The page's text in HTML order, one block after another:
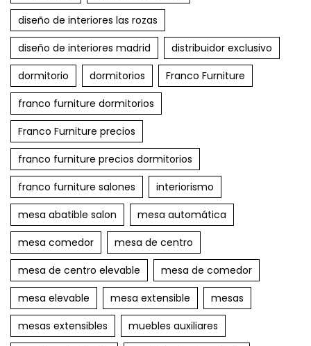
diseño de interiores las rozas
diseño de interiores madrid
distribuidor exclusivo
dormitorio
dormitorios
Franco Furniture
franco furniture dormitorios
Franco Furniture precios
franco furniture precios dormitorios
franco furniture salones
interiorismo
mesa abatible salon
mesa automática
mesa comedor
mesa de centro
mesa de centro elevable
mesa de comedor
mesa elevable
mesa extensible
mesas
mesas extensibles
muebles auxiliares